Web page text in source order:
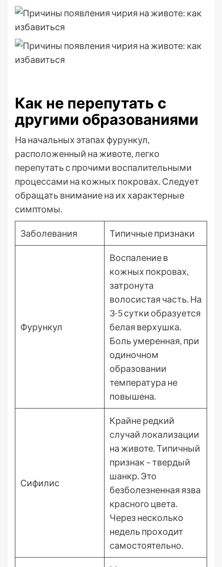
Как не перепутать с
другими образованиями
На начальных этапах фурункул,
расположенный на животе, легко
перепутать с прочими воспалительными
процессами на кожных покровах. Следует
обращать внимание на их характерные
симптомы.
Заболевания Типичные признаки
Фурункул
Воспаление в
кожных покровах,
затронута
волосистая часть. На
3-5 сутки образуется
белая верхушка.
Боль умеренная, при
одиночном
образовании
температура не
повышена.
Сифилис
Крайне редкий
случай локализации
на животе. Типичный
признак – твердый
шанкр. Это
безболезненная язва
красного цвета.
Через несколько
недель проходит
самостоятельно.